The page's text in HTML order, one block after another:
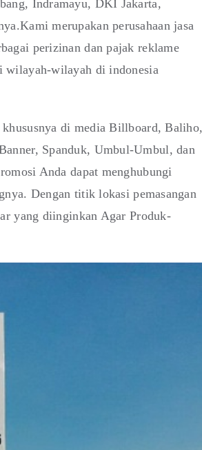
Indramayu, DKI Jakarta,
merupakan perusahaan jasa
perizinan dan pajak reklame
wilayah-wilayah di indonesia
di media Billboard, Baliho,
Spanduk, Umbul-Umbul, dan
Anda dapat menghubungi
Dengan titik lokasi pemasangan
yang diinginkan Agar Produk-